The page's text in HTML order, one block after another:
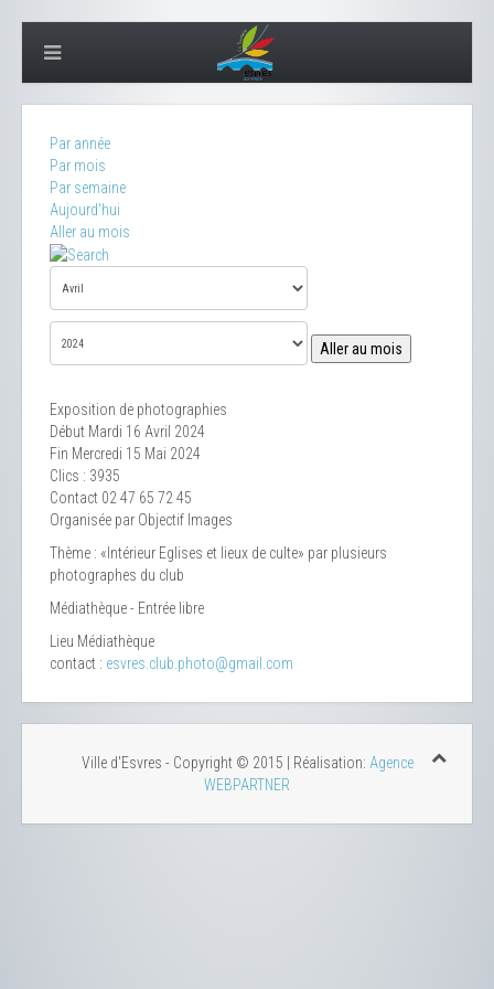
Par année
Par mois
Par semaine
Aujourd'hui
Aller au mois
Aller au mois
Exposition de photographies
Début Mardi 16 Avril 2024
Fin Mercredi 15 Mai 2024
Clics : 3935
Contact 02 47 65 72 45
Organisée par Objectif Images
Thème : «Intérieur Eglises et lieux de culte» par plusieurs
photographes du club
Médiathèque - Entrée libre
Lieu Médiathèque
contact : esvres.club.photo@gmail.com
Ville d'Esvres - Copyright © 2015 | Réalisation: Agence
WEBPARTNER